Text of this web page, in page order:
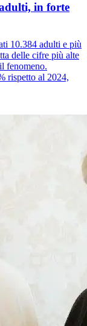
in forte
10.384 adulti e più
delle cifre più alte
fenomeno.
rispetto al 2024,